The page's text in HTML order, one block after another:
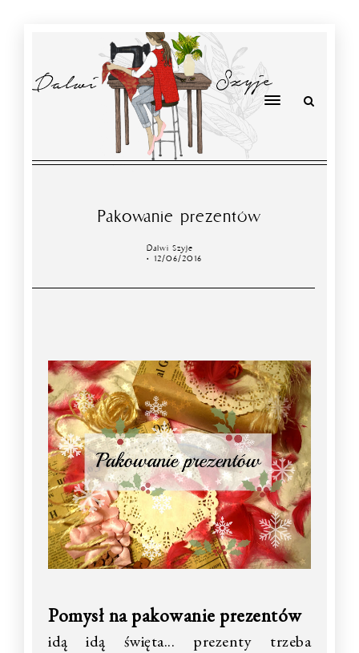
Pakowanie prezentów
Dalwi Szyje
12/06/2016
Pomysł na pakowanie prezentów
idą idą święta... prezenty trzeba